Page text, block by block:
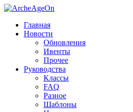
Главная
Новости
Обновления
Ивенты
Прочее
Руководства
Классы
FAQ
Разное
Шаблоны